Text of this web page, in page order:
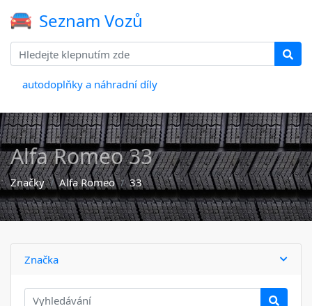
Seznam Vozů
autodoplňky a náhradní díly
Alfa Romeo 33
Značky Alfa Romeo 33
Značka